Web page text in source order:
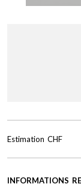
INFORMATIONS
Estimation CHF